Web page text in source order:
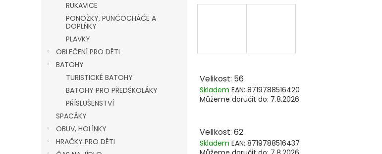
RUKAVICE
PONOŽKY, PUNČOCHÁČE A
DOPLŇKY
PLAVKY
OBLEČENÍ PRO DĚTI
BATOHY
TURISTICKÉ BATOHY
BATOHY PRO PŘEDŠKOLÁKY
PŘÍSLUŠENSTVÍ
SPACÁKY
OBUV, HOLÍNKY
HRAČKY PRO DĚTI
Velikost: 56
Skladem EAN: 8719788516420
Můžeme doručit do: 7.8.2026
Velikost: 62
Skladem EAN: 8719788516437